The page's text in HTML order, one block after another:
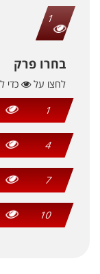
1
בחרו פרק
לחצו על
כדי
1
4
7
10